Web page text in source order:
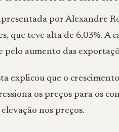
por Alexandre
que teve alta de 6,03%. A
pelo aumento das
explicou que o
os preços para os
nos preços.